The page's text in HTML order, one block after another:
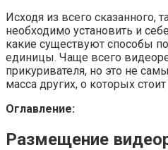
Исходя из всего сказанного,
необходимо установить и
какие существуют способы
единицы. Чаще всего
прикуривателя, но это не
масса других, о которых стоит
Оглавление:
Размещение